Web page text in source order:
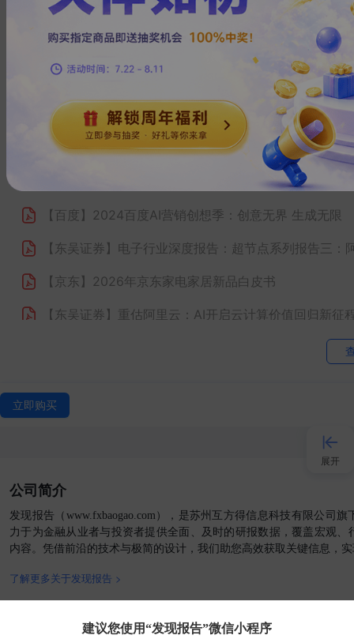
【高盛】 聚焦中国互联网：电商追踪——5月行业线上
2026阿里妈妈产品全景指南
【阿里巴巴】阿里巴巴国际站消费电子行业报告
【广发证券】互联网传媒行业 腾讯云 AI 产业大会召开
万游引力 韧性生长 腾讯广告游戏行业2023精
【百度】 2024百度AI营销创想季：创意无界 生成无限
【东吴证券】 电子行业深度报告：超节点系列报告三：
【京东】 2026年京东家电家居新品白皮书
【东吴证券】 重估阿里云：AI开启云计算价值回归新征
【京东】
【广发证券】
【阿里巴巴】阿里云：零售行业最佳实践
【腾讯】智启新航道 腾讯云重塑企业出海新增长
【广发证券】京东工业(07618.HK)MRO采购数字化的
立即购买
公司简介
发现报告（www.fxbaogao.com），是苏州互方得信息科技有限公司
力于为金融从业者与投资者提供全面、及时的研报数据，覆盖宏观、
内容。凭借前沿的技术与极简的设计，我们助您高效获取关键信息，
了解更多关于发现报告 >
客户端
建议您使用“发现报告”微信小程序
展开
接入AI
小程序
APP